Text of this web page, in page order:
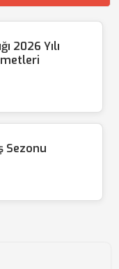
2026 Yılı
Sezonu